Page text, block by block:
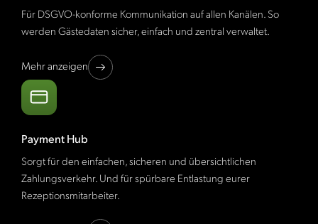
Für DSGVO-konforme Kommunikation auf allen Kanälen. So
werden Gästedaten sicher, einfach und zentral verwaltet.
Mehr anzeigen
Payment Hub
Sorgt für den einfachen, sicheren und übersichtlichen
Zahlungsverkehr. Und für spürbare Entlastung eurer
Rezeptionsmitarbeiter.